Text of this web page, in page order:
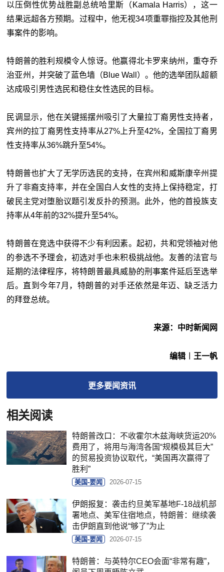
以压倒性优势战胜副总统哈里斯 （Kamala Harris），这一
结果远超各方预期。过程中，他无视34项重罪指控及其他刑
事案件的影响。
特朗普的胜利规模令人惊讶。他赢得北卡罗来纳州，重夺乔
治亚州，并突破了蓝色墙（Blue Wall）。他的选举团队超额
达成吸引男性选民和稳住女性选民的目标。
民调显示，他在关键摇摆州吸引了大量拉丁裔男性支持者，
宾州的拉丁裔男性支持率从27%上升至42%，全国拉丁裔男
性支持率从36%跳升至54%。
特朗普也扩大了无学历选民的支持，在宾州和威斯康辛州提
升了非裔支持率，并在全国白人女性的支持上保持稳定，打
破民主党对堕胎议题引发反扑的预测。此外，他的首投族支
持率从4年前的32%提升至54%。
特朗普在竞选中获得不少有利因素。起初，共和党领袖对他
的参选不予理会，初选对手也未积极挑战他。友善的法官与
延期的法律程序，将特朗普最具威胁的刑事案件延后至选举
后。直到今年7月，特朗普的对手还依然是年迈、缺乏活力
的拜登总统。
来源：中时新闻网
编辑︱王一帆
更多要闻资讯
相关阅读
特朗普改口：不收霍尔木兹海峡货运20%
费用了，将用与海湾各国“规模极其巨大”
的贸易投资协议取代，“美国再次赢得了
胜利”
美国-要闻 2026-07-15
伊朗报复：袭击约旦美军基地F-18战机部
署地点、美军住宿地点，特朗普：继续袭
击伊朗直到他说“够了”为止
美国-要闻 2026-07-15
特朗普：与英特尔CEO会面“非常有趣”，